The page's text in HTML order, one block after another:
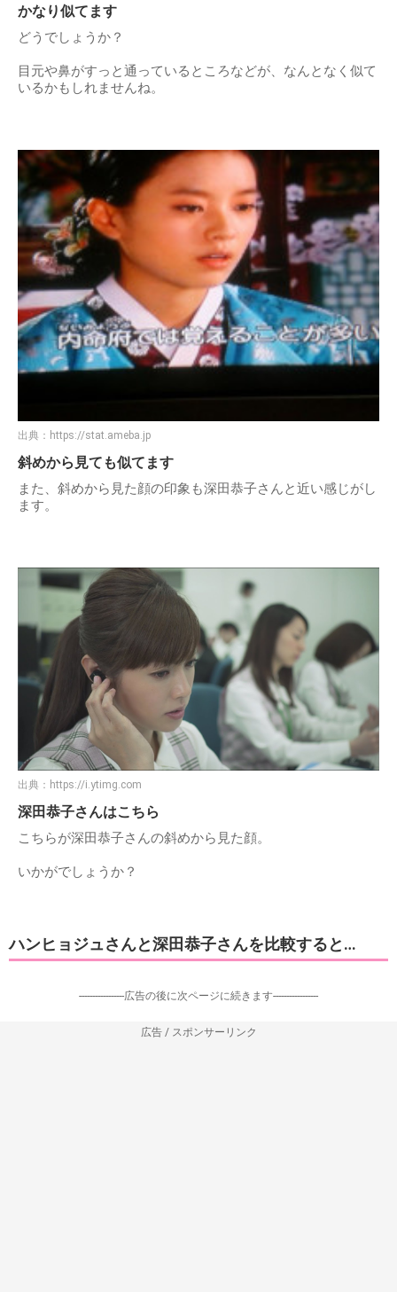
かなり似てます
どうでしょうか？
目元や鼻がすっと通っているところなどが、なんとなく似て
いるかもしれませんね。
出典： https://stat.ameba.jp
斜めから見ても似てます
また、斜めから見た顔の印象も深田恭子さんと近い感じがし
ます。
出典： https://i.ytimg.com
深田恭子さんはこちら
こちらが深田恭子さんの斜めから見た顔。
いかがでしょうか？
ハンヒョジュさんと深田恭子さんを比較すると…
-----------------広告の後に次ページに続きます-----------------
広告 / スポンサーリンク